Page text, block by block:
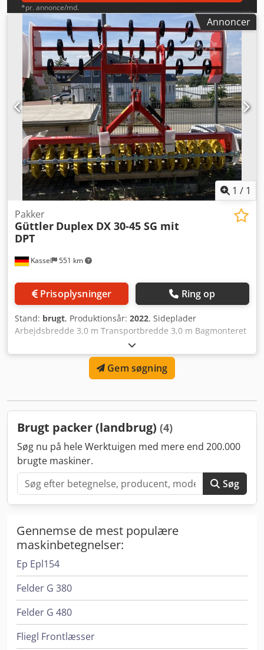
*pr. annonce/md.
Annoncer
1 / 1
Kassel 551 km
Pakker
Güttler Duplex DX 30-45 SG mit
DPT
Prisoplysninger Ring op
Stand: brugt, Produktionsår: 2022, Sideplader
Arbejdsbredde 3,0 m Transportbredde 3,0 m Bagmonteret
rydder / prismevalse Ø 45 cm med fast trepunktsophæng
Arbejdsbredde 2,9 m / Transportbredde 3,0 m Tandsats
3,0 m, 3-rækket, fast, tandafstand ca. 15 cm, komplet med
lang Crsdpfx Aljt Dv N Teisf
Gem søgning
Brugt packer (landbrug) (4)
Søg nu på hele Werktuigen med mere end 200.000
brugte maskiner.
Søg
Gennemse de mest populære
maskinbetegnelser:
Ep Epl154
Felder G 380
Felder G 480
Fliegl Frontlæsser